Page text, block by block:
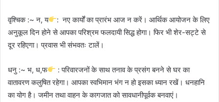
वृश्चिक :~ न, य
: नए कार्यों का प्रारंभ आज न करें। आर्थिक आयोजन के लिए
अनुकूल दिन होने से आपका परिश्रम फलदायी सिद्ध होगा। फिर भी शेर-सट्टे से
दूर रहिएगा। प्रवास भी संभवतः टालें।
धनु :~ भ, ध,फ
: परिवारजनों के साथ तनाव के प्रसंग बनने से घर का
वातावरण कलुषित रहेगा। आपका स्वभिमान भंग न हो इसका ध्यान रखें। धनहानि
का योग है। जमीन तथा वाहन के कागजात को सावधानीपूर्वक बनवाएं।